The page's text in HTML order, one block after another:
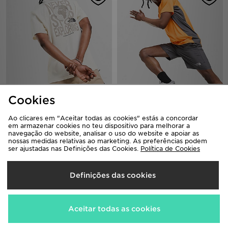
Antes 35,00€
Agora
Agora 35,00€ Desconto 30%
Cookies
Ao clicares em "Aceitar todas as cookies" estás a concordar
em armazenar cookies no teu dispositivo para melhorar a
navegação do website, analisar o uso do website e apoiar as
nossas medidas relativas ao marketing. As preferências podem
ser ajustadas nas Definições das Cookies. Política de Cookies
Definições das cookies
Aceitar todas as cookies